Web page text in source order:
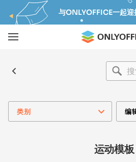
与ONLYOFFICE一起迎
类别 编
运动模板